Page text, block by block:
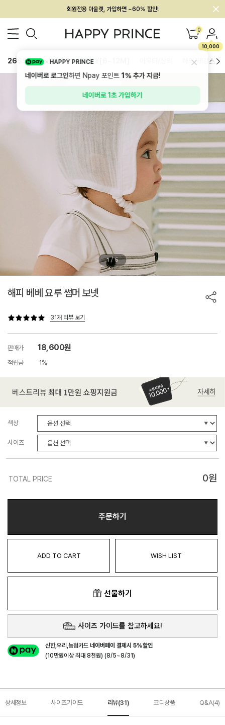
회원전용 아울렛, 가입하면 ~60% 할인!
멤버십 최대 28,000원 혜택 0
10,000
26SS 신상 BEST BABY[6~12M] 하의/레깅스
1 / 5
해피 베베 요루 썸머 보넷
31개 리뷰 보기
판매가 18,600원
적립금 1%
색상
사이즈
TOTAL PRICE 0원
주문하기
ADD TO CART WISH LIST
선물하기
사이즈 가이드를 참고하세요!
신한,우리,농협카드네이버페이 결제시 5%할인
(10만원이상 최대 8천원) (8/5~8/31)
상세정보 사이즈가이드 리뷰(31) 코디상품 Q&A(4)
HAPPY PRINCE
네이버로 로그인하면 Npay 포인트1%추가 지급!
네이버로 1초 가입하기